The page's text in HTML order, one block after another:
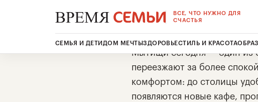
ВСЕ, ЧТО НУЖНО ДЛЯ
СЧАСТЬЯ
СЕМЬЯ И ДЕТИ ДОМ МЕЧТЫЗДОРОВЬЕСТИЛЬ И КРАСОТА
Мытищи сегодня — один из
переезжают за более
комфортом: до столицы
появляются новые кафе,